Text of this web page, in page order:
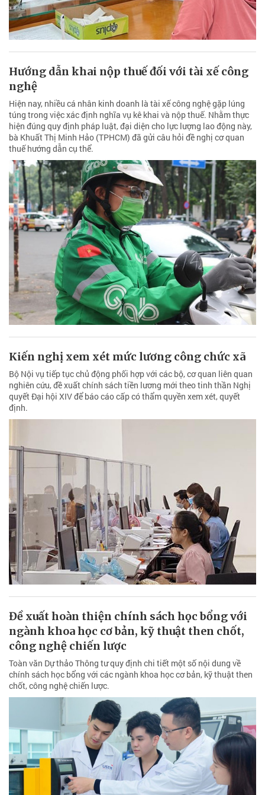
Hướng dẫn khai nộp thuế đối với tài xế công
nghệ
Hiện nay, nhiều cá nhân kinh doanh là tài xế công nghệ gặp lúng
túng trong việc xác định nghĩa vụ kê khai và nộp thuế. Nhằm thực
hiện đúng quy định pháp luật, đại diện cho lực lượng lao động này,
bà Khuất Thị Minh Hảo (TPHCM) đã gửi câu hỏi đề nghị cơ quan
thuế hướng dẫn cụ thể.
Kiến nghị xem xét mức lương công chức xã
Bộ Nội vụ tiếp tục chủ động phối hợp với các bộ, cơ quan liên quan
nghiên cứu, đề xuất chính sách tiền lương mới theo tinh thần Nghị
quyết Đại hội XIV để báo cáo cấp có thẩm quyền xem xét, quyết
định.
Đề xuất hoàn thiện chính sách học bổng với
ngành khoa học cơ bản, kỹ thuật then chốt,
công nghệ chiến lược
Toàn văn Dự thảo Thông tư quy định chi tiết một số nội dung về
chính sách học bổng với các ngành khoa học cơ bản, kỹ thuật then
chốt, công nghệ chiến lược.